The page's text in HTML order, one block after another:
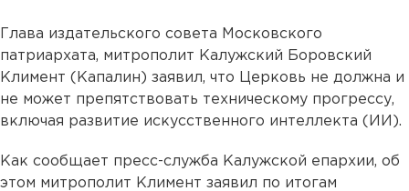
Глава издательского совета Московского
патриархата, митрополит Калужский Боровский
Климент (Капалин) заявил, что Церковь не должна и
не может препятствовать техническому прогрессу,
включая развитие искусственного интеллекта (ИИ).
Как сообщает пресс-служба Калужской епархии, об
этом митрополит Климент заявил по итогам